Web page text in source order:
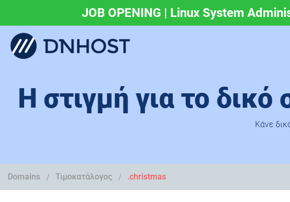
JOB OPENING | Linux System
.eu & .ευ domains μόνο 4,90
Η στιγμή για το
Κάνε
Domains Τιμοκατάλογος .christmas